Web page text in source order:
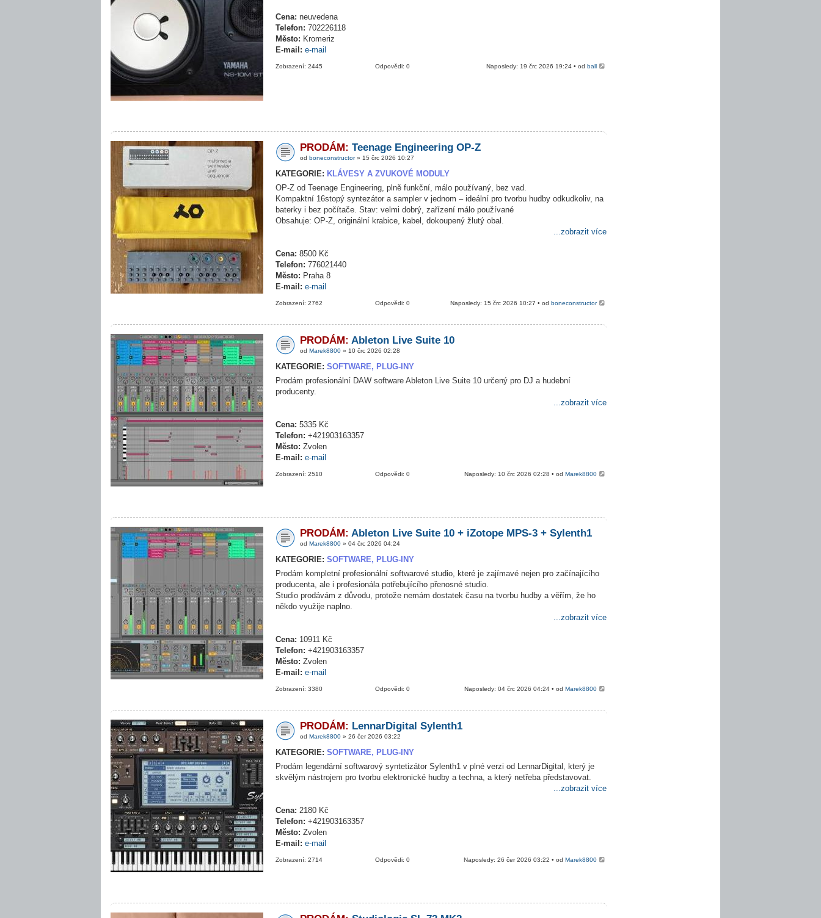
Cena: neuvedena
Telefon: 702226118
Město: Kromeriz
E-mail: e-mail
Naposledy: 19 črc 2026 19:24 • odball
Odpovědi: 0
Zobrazení: 2445
PRODÁM: Teenage Engineering OP-Z
od boneconstructor» 15 črc 2026 10:27
KATEGORIE: KLÁVESY A ZVUKOVÉ MODULY
OP-Z od Teenage Engineering, plně funkční, málo používaný, bez vad.
Kompaktní 16stopý syntezátor a sampler v jednom – ideální pro tvorbu hudby odkudkoliv, na
baterky i bez počítače. Stav: velmi dobrý, zařízení málo používané
Obsahuje: OP-Z, originální krabice, kabel, dokoupený žlutý obal.
...zobrazit více
Cena: 8500 Kč
Telefon: 776021440
Město: Praha 8
E-mail: e-mail
Naposledy: 15 črc 2026 10:27 • odboneconstructor
Odpovědi: 0
Zobrazení: 2762
PRODÁM: Ableton Live Suite 10
od Marek8800 » 10 črc 2026 02:28
KATEGORIE: SOFTWARE, PLUG-INY
Prodám profesionální DAW software Ableton Live Suite 10 určený pro DJ a hudební
producenty.
...zobrazit více
Cena: 5335 Kč
Telefon: +421903163357
Město: Zvolen
E-mail: e-mail
Naposledy: 10 črc 2026 02:28 • odMarek8800
Odpovědi: 0
Zobrazení: 2510
PRODÁM: Ableton Live Suite 10 + iZotope MPS-3 + Sylenth1
od Marek8800 » 04 črc 2026 04:24
KATEGORIE: SOFTWARE, PLUG-INY
Prodám kompletní profesionální softwarové studio, které je zajímavé nejen pro začínajícího
producenta, ale i profesionála potřebujícího přenosné studio.
Studio prodávám z důvodu, protože nemám dostatek času na tvorbu hudby a věřím, že ho
někdo využije naplno.
...zobrazit více
Cena: 10911 Kč
Telefon: +421903163357
Město: Zvolen
E-mail: e-mail
Naposledy: 04 črc 2026 04:24 • odMarek8800
Odpovědi: 0
Zobrazení: 3380
PRODÁM: LennarDigital Sylenth1
od Marek8800 » 26 čer 2026 03:22
KATEGORIE: SOFTWARE, PLUG-INY
Prodám legendární softwarový syntetizátor Sylenth1 v plné verzi od LennarDigital, který je
skvělým nástrojem pro tvorbu elektronické hudby a techna, a který netřeba představovat.
...zobrazit více
Cena: 2180 Kč
Telefon: +421903163357
Město: Zvolen
E-mail: e-mail
Naposledy: 26 čer 2026 03:22 • odMarek8800
Odpovědi: 0
Zobrazení: 2714